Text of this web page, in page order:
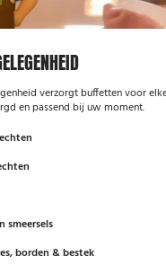
verzorgt buffetten voor
en passend bij uw moment.
smeersels
borden & bestek